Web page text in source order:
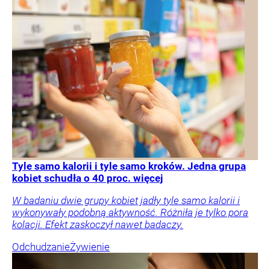
Tyle samo kalorii i tyle samo kroków. Jedna grupa
kobiet schudła o 40 proc. więcej
W badaniu dwie grupy kobiet jadły tyle samo kalorii i
wykonywały podobną aktywność. Różniła je tylko pora
kolacji. Efekt zaskoczył nawet badaczy.
OdchudzanieŻywienie